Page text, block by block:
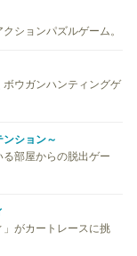
ションパズルゲーム。
ウガンハンティングゲ
ション～
部屋からの脱出ゲー
がカートレースに挑